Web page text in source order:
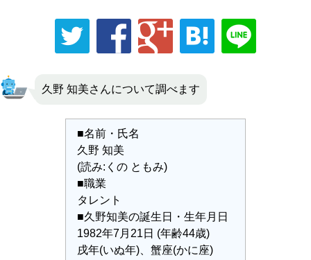
久野 知美さんについて調べます
■名前・氏名
久野 知美
(読み:くの ともみ)
■職業
タレント
■久野知美の誕生日・生年月日
1982年7月21日 (年齢44歳)
戌年(いぬ年)、蟹座(かに座)